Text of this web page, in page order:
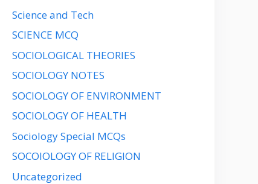
Science and Tech
SCIENCE MCQ
SOCIOLOGICAL THEORIES
SOCIOLOGY NOTES
SOCIOLOGY OF ENVIRONMENT
SOCIOLOGY OF HEALTH
Sociology Special MCQs
SOCOIOLOGY OF RELIGION
Uncategorized